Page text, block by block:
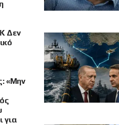
Δεν
«Μην
για